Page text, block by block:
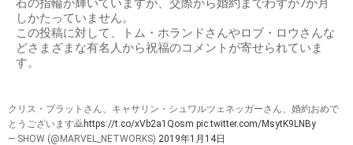
石の指輪が輝いていますが、交際から婚約までわずか7か月
しかたっていません。
この投稿に対して、トム・ホランドさんやロブ・ロウさんな
どさまざまな有名人から祝福のコメントが寄せられていま
す。
クリス・プラットさん、キャサリン・シュワルツェネッガーさん、婚約おめで
とうございます🙇https://t.co/xVb2a1Qosm pic.twitter.com/MsytK9LNBy
— SHOW (@MARVEL_NETWORKS) 2019年1月14日